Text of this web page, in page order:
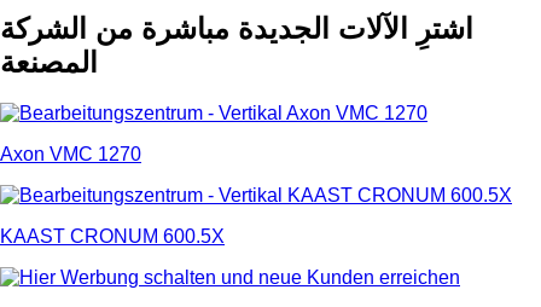
اشترِ الآلات الجديدة مباشرة من الشركة
المصنعة
Axon VMC 1270
KAAST CRONUM 600.5X